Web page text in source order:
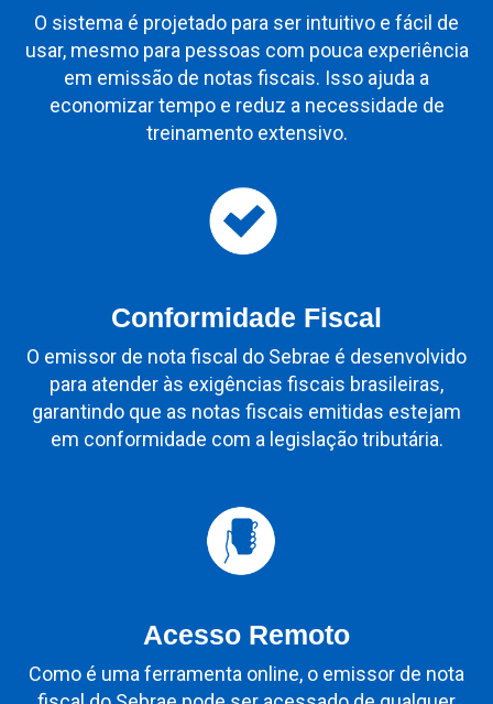
O sistema é projetado para ser intuitivo e fácil de
usar, mesmo para pessoas com pouca experiência
em emissão de notas fiscais. Isso ajuda a
economizar tempo e reduz a necessidade de
treinamento extensivo.
Conformidade Fiscal
O emissor de nota fiscal do Sebrae é desenvolvido
para atender às exigências fiscais brasileiras,
garantindo que as notas fiscais emitidas estejam
em conformidade com a legislação tributária.
Acesso Remoto
Como é uma ferramenta online, o emissor de nota